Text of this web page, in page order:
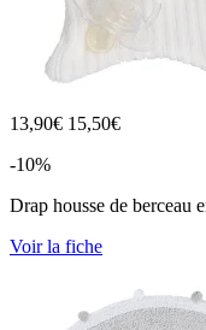
13,90€ 15,50€
-10%
Drap housse de berceau
Voir la fiche